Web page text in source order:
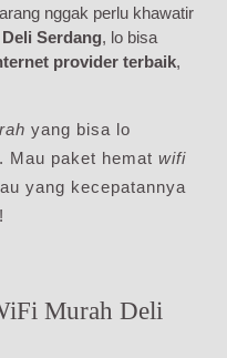
nggak perlu khawatir
Serdang, lo bisa
provider terbaik,
yang bisa lo
Mau paket hemat wifi
yang kecepatannya
Murah Deli